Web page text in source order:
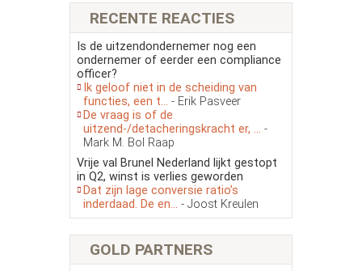
RECENTE REACTIES
Is de uitzendondernemer nog een
ondernemer of eerder een compliance
officer?
Ik geloof niet in de scheiding van
functies, een t... - Erik Pasveer
De vraag is of de
uitzend-/detacheringskracht er, ... -
Mark M. Bol Raap
Vrije val Brunel Nederland lijkt gestopt
in Q2, winst is verlies geworden
Dat zijn lage conversie ratio’s
inderdaad. De en... - Joost Kreulen
GOLD PARTNERS